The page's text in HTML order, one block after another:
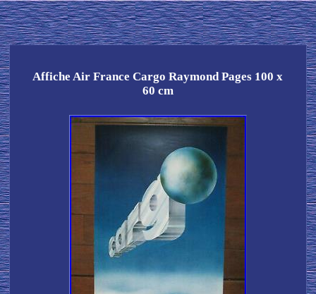
Affiche Air France Cargo Raymond Pages 100 x
60 cm